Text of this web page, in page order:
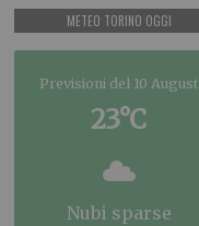
METEO TORINO OGGI
Previsioni del 10 August
23°C
nubi sparse